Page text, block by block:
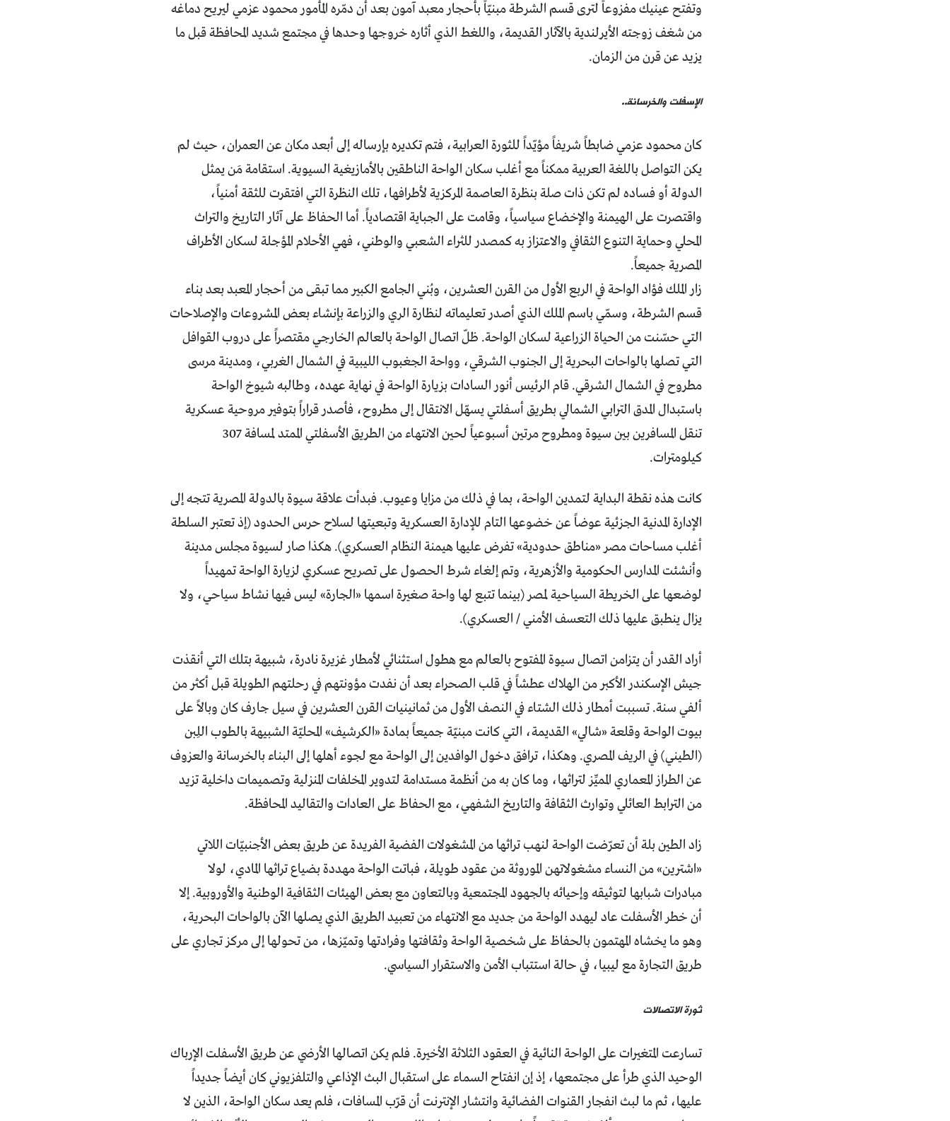
وتفتح عينيك مفزوعاً لترى قسم الشرطة مبنيّاً بأحجار معبد آمون بعد أن دمّره المأمور محمود عزمي ليريح دماغه
من شغف زوجته الأيرلندية بالآثار القديمة، واللغط الذي أثاره خروجها وحدها في مجتمع شديد المحافظة قبل ما
يزيد عن قرن من الزمان.
الإسفلت والخرسانة..
كان محمود عزمي ضابطاً شريفاً مؤيّداً للثورة العرابية، فتم تكديره بإرساله إلى أبعد مكان عن العمران، حيث لم
يكن التواصل باللغة العربية ممكناً مع أغلب سكان الواحة الناطقين بالأمازيغية السيوية. استقامة مَن يمثل
الدولة أو فساده لم تكن ذات صلة بنظرة العاصمة المركزية لأطرافها، تلك النظرة التي افتقرت للثقة أمنياً،
واقتصرت على الهيمنة والإخضاع سياسياً، وقامت على الجباية اقتصادياً. أما الحفاظ على آثار التاريخ والتراث
المحلي وحماية التنوع الثقافي والاعتزاز به كمصدر للثراء الشعبي والوطني، فهي الأحلام المؤجلة لسكان الأطراف
المصرية جميعاً.
زار الملك فؤاد الواحة في الربع الأول من القرن العشرين، وبُني الجامع الكبير مما تبقى من أحجار المعبد بعد بناء
قسم الشرطة، وسمّي باسم الملك الذي أصدر تعليماته لنظارة الري والزراعة بإنشاء بعض المشروعات والإصلاحات
التي حسّنت من الحياة الزراعية لسكان الواحة. ظلّ اتصال الواحة بالعالم الخارجي مقتصراً على دروب القوافل
التي تصلها بالواحات البحرية إلى الجنوب الشرقي، وواحة الجغبوب الليبية في الشمال الغربي، ومدينة مرسى
مطروح في الشمال الشرقي. قام الرئيس أنور السادات بزيارة الواحة في نهاية عهده، وطالبه شيوخ الواحة
باستبدال المدق الترابي الشمالي بطريق أسفلتي يسهّل الانتقال إلى مطروح، فأصدر قراراً بتوفير مروحية عسكرية
تنقل المسافرين بين سيوة ومطروح مرتين أسبوعياً لحين الانتهاء من الطريق الأسفلتي الممتد لمسافة 307
كيلومترات.
كانت هذه نقطة البداية لتمدين الواحة، بما في ذلك من مزايا وعيوب. فبدأت علاقة سيوة بالدولة المصرية تتجه إلى
الإدارة المدنية الجزئية عوضاً عن خضوعها التام للإدارة العسكرية وتبعيتها لسلاح حرس الحدود (إذ تعتبر السلطة
أغلب مساحات مصر «مناطق حدودية» تفرض عليها هيمنة النظام العسكري). هكذا صار لسيوة مجلس مدينة
وأنشئت المدارس الحكومية والأزهرية، وتم إلغاء شرط الحصول على تصريح عسكري لزيارة الواحة تمهيداً
لوضعها على الخريطة السياحية لمصر (بينما تتبع لها واحة صغيرة اسمها «الجارة» ليس فيها نشاط سياحي، ولا
يزال ينطبق عليها ذلك التعسف الأمني / العسكري).
أراد القدر أن يتزامن اتصال سيوة المفتوح بالعالم مع هطول استثنائي لأمطار غزيرة نادرة، شبيهة بتلك التي أنقذت
جيش الإسكندر الأكبر من الهلاك عطشاً في قلب الصحراء بعد أن نفدت مؤونتهم في رحلتهم الطويلة قبل أكثر من
ألفي سنة. تسببت أمطار ذلك الشتاء في النصف الأول من ثمانينيات القرن العشرين في سيل جارف كان وبالاً على
بيوت الواحة وقلعة «شالي» القديمة، التي كانت مبنيّة جميعاً بمادة «الكرشيف» المحليّة الشبيهة بالطوب اللِبن
(الطيني) في الريف المصري. وهكذا، ترافق دخول الوافدين إلى الواحة مع لجوء أهلها إلى البناء بالخرسانة والعزوف
عن الطراز المعماري المميِّز لتراثها، وما كان به من أنظمة مستدامة لتدوير المخلفات المنزلية وتصميمات داخلية تزيد
من الترابط العائلي وتوارث الثقافة والتاريخ الشفهي، مع الحفاظ على العادات والتقاليد المحافظة.
زاد الطين بلة أن تعرّضت الواحة لنهب تراثها من المشغولات الفضية الفريدة عن طريق بعض الأجنبيّات اللاتي
«اشترين» من النساء مشغولاتهن الموروثة من عقود طويلة، فباتت الواحة مهددة بضياع تراثها المادي، لولا
مبادرات شبابها لتوثيقه وإحيائه بالجهود المجتمعية وبالتعاون مع بعض الهيئات الثقافية الوطنية والأوروبية. إلا
أن خطر الأسفلت عاد ليهدد الواحة من جديد مع الانتهاء من تعبيد الطريق الذي يصلها الآن بالواحات البحرية،
وهو ما يخشاه المهتمون بالحفاظ على شخصية الواحة وثقافتها وفرادتها وتميّزها، من تحولها إلى مركز تجاري على
طريق التجارة مع ليبيا، في حالة استتباب الأمن والاستقرار السياسي.
ثورة الاتصالات
تسارعت المتغيرات على الواحة النائية في العقود الثلاثة الأخيرة. فلم يكن اتصالها الأرضي عن طريق الأسفلت الإرباك
الوحيد الذي طرأ على مجتمعها، إذ إن انفتاح السماء على استقبال البث الإذاعي والتلفزيوني كان أيضاً جديداً
عليها، ثم ما لبث انفجار القنوات الفضائية وانتشار الإنترنت أن قرّب المسافات، فلم يعد سكان الواحة، الذين لا